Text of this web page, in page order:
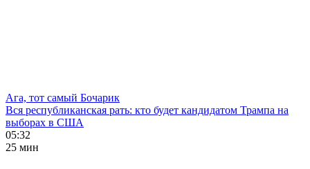
Ага, тот самый Бочарик
Вся республиканская рать: кто будет кандидатом Трампа на
выборах в США
05:32
25 мин